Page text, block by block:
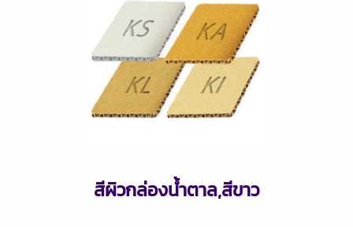
สีผิวกล่องน้ำตาล,สีขาว